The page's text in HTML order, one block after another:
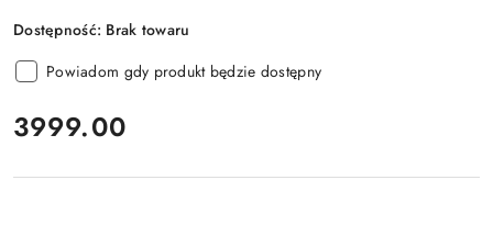
Dostępność: Brak towaru
Powiadom gdy produkt będzie dostępny
cena:
3999.00